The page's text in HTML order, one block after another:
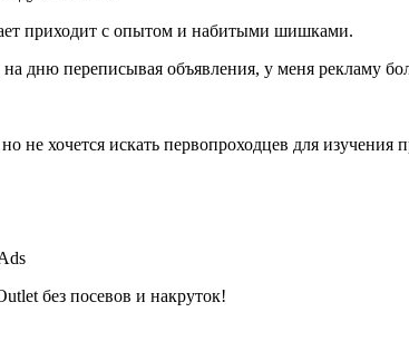
приходит с опытом и набитыми шишками.
дню переписывая объявления, у меня рекламу
не хочется искать первопроходцев для изучения
без посевов и накруток!